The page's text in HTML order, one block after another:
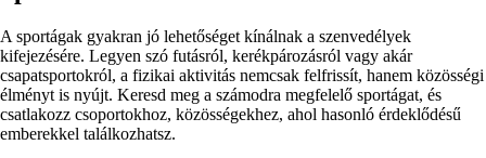
A sportágak gyakran jó lehetőséget kínálnak a szenvedélyek
kifejezésére. Legyen szó futásról, kerékpározásról vagy akár
csapatsportokról, a fizikai aktivitás nemcsak felfrissít, hanem közösségi
élményt is nyújt. Keresd meg a számodra megfelelő sportágat, és
csatlakozz csoportokhoz, közösségekhez, ahol hasonló érdeklődésű
emberekkel találkozhatsz.